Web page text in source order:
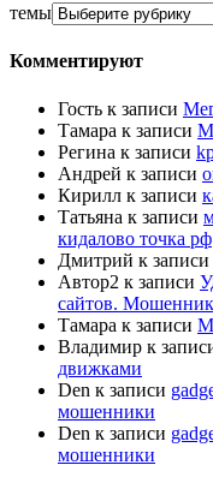
темы
Комментируют
Гость к записи
Тамара к записи
Регина к записи
Андрей к записи
Кирилл к записи
Татьяна к записи
кидалово точка рф
Дмитрий к записи
Автор2 к записи
сайтов.
Тамара к записи
Владимир к
движками
Den к записи
мошенники
Den к записи
мошенники